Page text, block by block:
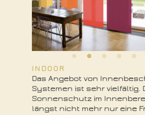
INDOOR
Das Angebot von
Systemen ist sehr vielfältig.
Sonnenschutz im
längst nicht mehr nur eine